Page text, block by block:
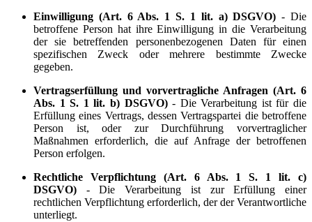
Einwilligung (Art. 6 Abs. 1 S. 1 lit. a) DSGVO) - Die
betroffene Person hat ihre Einwilligung in die Verarbeitung
der sie betreffenden personenbezogenen Daten für einen
spezifischen Zweck oder mehrere bestimmte Zwecke
gegeben.
Vertragserfüllung und vorvertragliche Anfragen (Art. 6
Abs. 1 S. 1 lit. b) DSGVO)- Die Verarbeitung ist für die
Erfüllung eines Vertrags, dessen Vertragspartei die betroffene
Person ist, oder zur Durchführung vorvertraglicher
Maßnahmen erforderlich, die auf Anfrage der betroffenen
Person erfolgen.
Rechtliche Verpflichtung (Art. 6 Abs. 1 S. 1 lit. c)
DSGVO) - Die Verarbeitung ist zur Erfüllung einer
rechtlichen Verpflichtung erforderlich, der der Verantwortliche
unterliegt.